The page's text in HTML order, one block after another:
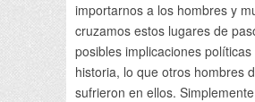
importarnos a los hombres y
cruzamos estos lugares de
posibles implicaciones políticas
historia, lo que otros hombres
sufrieron en ellos.